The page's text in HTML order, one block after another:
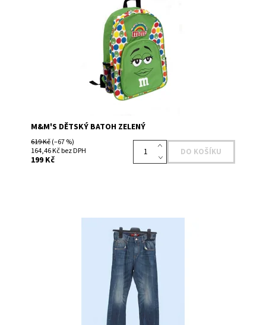
Skladem 1
14796726GR
M&M's
M&M'S DĚTSKÝ BATOH ZELENÝ
619 Kč(–67 %)
164,46 Kč bez DPH
199 Kč
Skladem 1
RN109424